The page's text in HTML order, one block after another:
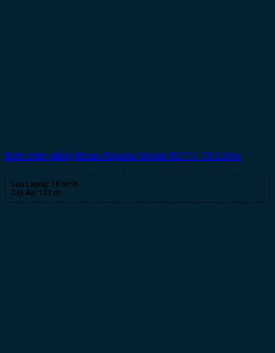
Bơm chìm giếng khoan Aquaris Model 4SP14-18 5.5Kw
Lưu Lượng: 18 m³/h
Cột Áp: 122 m